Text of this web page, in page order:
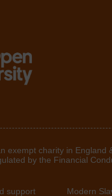
exempt charity in England
by the Financial
support Modern